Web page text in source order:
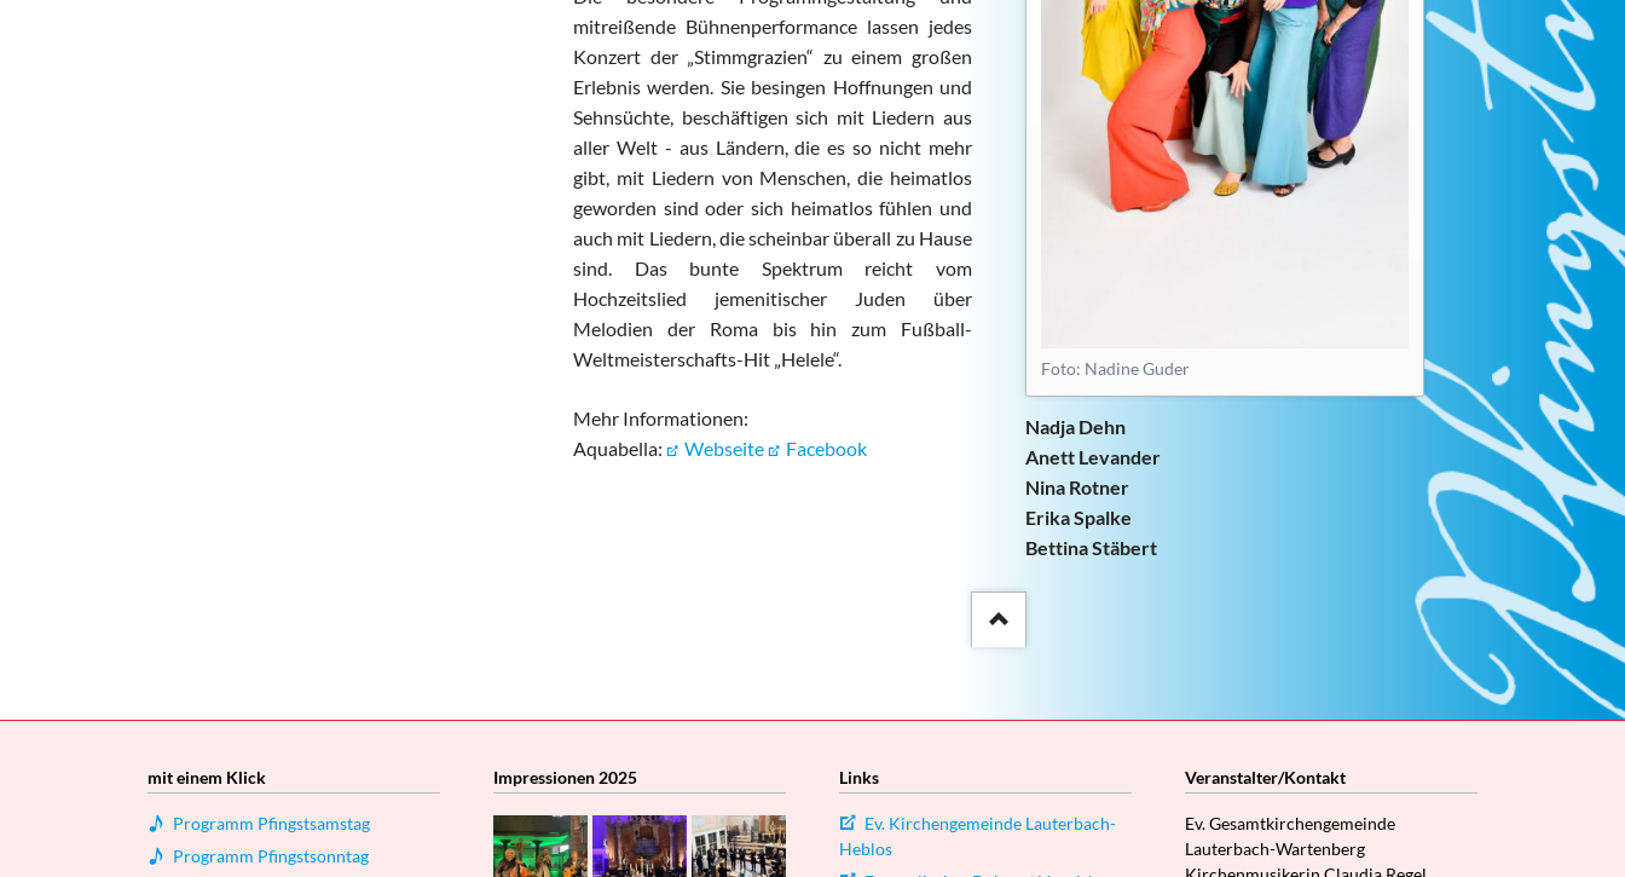
mitreißende Bühnenperformance lassen jedes
Konzert der „Stimmgrazien“ zu einem großen
Erlebnis werden. Sie besingen Hoffnungen und
Sehnsüchte, beschäftigen sich mit Liedern aus
aller Welt - aus Ländern, die es so nicht mehr
gibt, mit Liedern von Menschen, die heimatlos
geworden sind oder sich heimatlos fühlen und
auch mit Liedern, die scheinbar überall zu Hause
sind. Das bunte Spektrum reicht vom
Hochzeitslied jemenitischer Juden über
Melodien der Roma bis hin zum Fußball-
Weltmeisterschafts-Hit „Helele“.
Mehr Informationen:
Aquabella:
Webseite Facebook
Foto: Nadine Guder
Nadja Dehn
Anett Levander
Nina Rotner
Erika Spalke
Bettina Stäbert
::after
mit einem Klick
Programm Pfingstsamstag
Programm Pfingstsonntag
Impressionen 2025 Links
Ev. Kirchengemeinde Lauterbach-
Heblos
Veranstalter/Kontakt
Ev. Gesamtkirchengemeinde
Lauterbach-Wartenberg